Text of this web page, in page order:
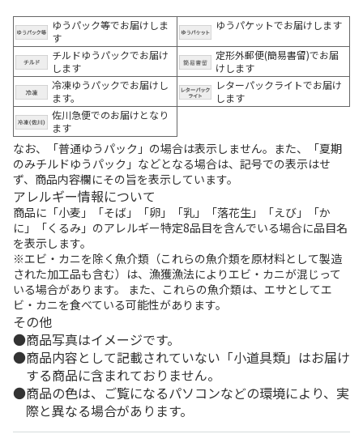
ゆうパック等でお届けしま
す
ゆうパケットでお届けします
チルドゆうパックでお届け
します
定形外郵便(簡易書留)でお届
けします
冷凍ゆうパックでお届けし
ます。
レターパックライトでお届け
します
佐川急便でのお届けとなり
ます
なお、「普通ゆうパック」の場合は表示しません。また、「夏期
のみチルドゆうパック」などとなる場合は、記号での表示はせ
ず、商品内容欄にその旨を表示しています。
アレルギー情報について
商品に「小麦」「そば」「卵」「乳」「落花生」「えび」「か
に」「くるみ」のアレルギー特定8品目を含んでいる場合に品目名
を表示します。
※エビ・カニを除く魚介類（これらの魚介類を原材料として製造
された加工品も含む）は、漁獲漁法によりエビ・カニが混じって
いる場合があります。 また、これらの魚介類は、エサとしてエ
ビ・カニを食べている可能性があります。
その他
商品写真はイメージです。
商品内容として記載されていない「小道具類」はお届け
する商品に含まれておりません。
商品の色は、ご覧になるパソコンなどの環境により、実
際と異なる場合があります。